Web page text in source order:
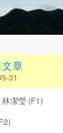
章
31
潔瑩 (F1)